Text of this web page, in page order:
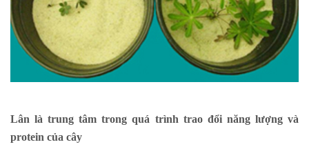
Lân là trung tâm trong quá trình trao đổi năng lượng và
protein của cây